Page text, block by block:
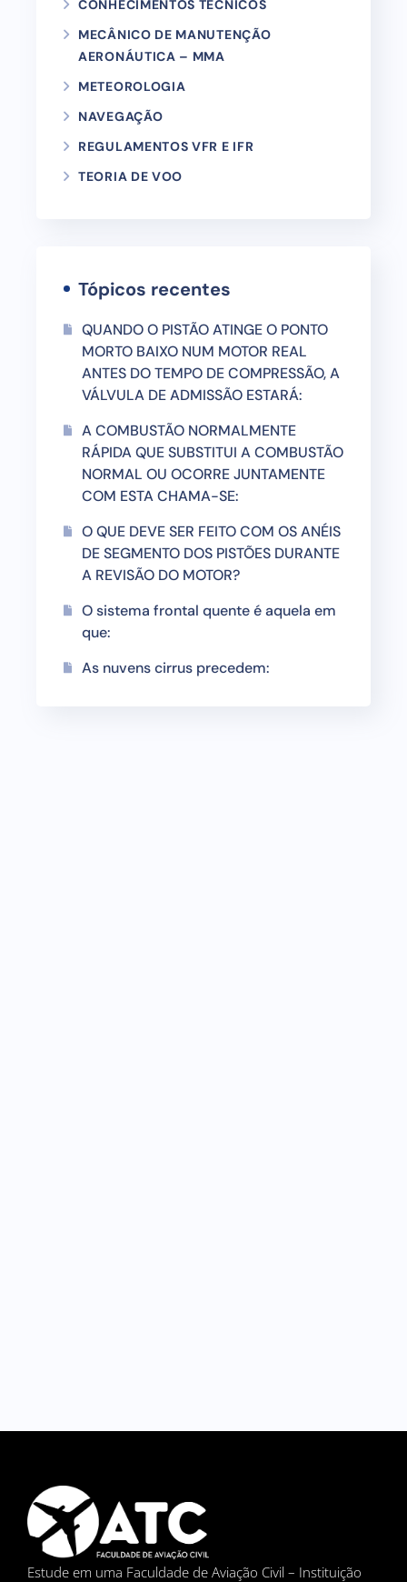
CONHECIMENTOS TÉCNICOS
MECÂNICO DE MANUTENÇÃO
AERONÁUTICA – MMA
METEOROLOGIA
NAVEGAÇÃO
REGULAMENTOS VFR E IFR
TEORIA DE VOO
Tópicos recentes
QUANDO O PISTÃO ATINGE O PONTO
MORTO BAIXO NUM MOTOR REAL
ANTES DO TEMPO DE COMPRESSÃO, A
VÁLVULA DE ADMISSÃO ESTARÁ:
A COMBUSTÃO NORMALMENTE
RÁPIDA QUE SUBSTITUI A COMBUSTÃO
NORMAL OU OCORRE JUNTAMENTE
COM ESTA CHAMA-SE:
O QUE DEVE SER FEITO COM OS ANÉIS
DE SEGMENTO DOS PISTÕES DURANTE
A REVISÃO DO MOTOR?
O sistema frontal quente é aquela em
que:
As nuvens cirrus precedem:
Estude em uma Faculdade de Aviação Civil – Instituição